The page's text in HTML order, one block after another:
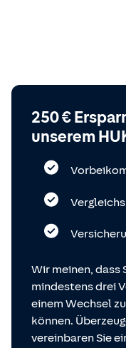
250 €
unserem
Wir meinen, dass
mindestens drei
einem Wechsel
können.
vereinbaren Sie